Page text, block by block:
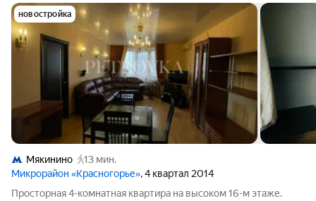
новостройка
Мякинино
13 мин.
Микрорайон «Красногорье», 4 квартал 2014
Просторная 4-комнатная квартира на высоком 16-м этаже.